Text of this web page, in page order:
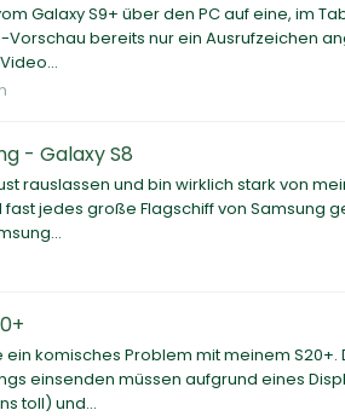
Galaxy S9+ über den PC auf eine, im
bereits nur ein Ausrufzeichen
- Galaxy S8
rauslassen und bin wirklich stark von
jedes große Flagschiff von Samsung
komisches Problem mit meinem
einsenden müssen aufgrund eines
toll) und...